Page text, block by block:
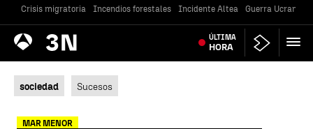
Crisis migratoria Incendios forestales Incidente Altea Guerra Ucrania
Antena
3 Noticias ÚLTIMA
HORA
sociedad Sucesos
MAR MENOR